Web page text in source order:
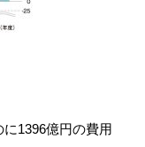
1396億円の費用